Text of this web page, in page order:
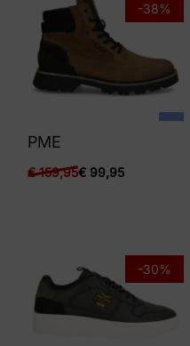
-38%
PME
€159,95€ 99,95
-30%